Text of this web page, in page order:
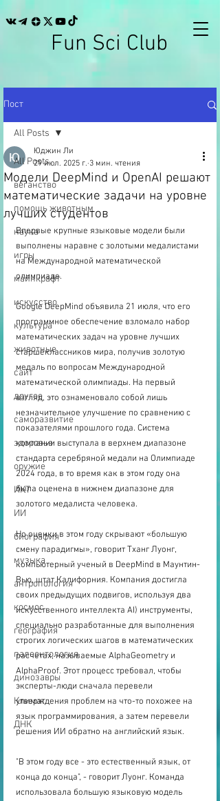
Fun Sci Club
Пост
All Posts
веганство
помощь животным
наука
игры
майнкрафт
искусство
культура
животные
сайт
другое
саморазвитие
здоровье
оружие
ИКТ
ИИ
биография
музыка
антропология
космос
география
палеонтология
динозавры
Климат
ДНК
All Posts
Модели DeepMind и OpenAI решают
математические задачи на уровне
лучших студентов
Юджин Ли
29 июл. 2025 г. 3 мин. чтения
Впервые крупные языковые модели были
выполнены наравне с золотыми медалистами
на Международной математической
олимпиаде.
Google DeepMind объявила 21 июля, что его
программное обеспечение взломало набор
математических задач на уровне лучших
старшеклассников мира, получив золотую
медаль по вопросам Международной
математической олимпиады. На первый
взгляд, это ознаменовало собой лишь
незначительное улучшение по сравнению с
показателями прошлого года. Система
компании выступала в верхнем диапазоне
стандарта серебряной медали на Олимпиаде
2024 года, в то время как в этом году она
была оценена в нижнем диапазоне для
золотого медалиста человека.
Но оценки в этом году скрывают «большую
смену парадигмы», говорит Тханг Луонг,
компьютерный ученый в DeepMind в Маунтин-
Вью, штат Калифорния. Компания достигла
своих предыдущих подвигов, используя два
искусственного интеллекта AI) инструменты,
специально разработанные для выполнения
строгих логических шагов в математических
расчетах, называемые AlphaGeometry и
AlphaProof. Этот процесс требовал, чтобы
эксперты-люди сначала перевели
утверждения проблем на что-то похожее на
язык программирования, а затем перевели
решения ИИ обратно на английский язык.
"В этом году все - это естественный язык, от
конца до конца", - говорит Луонг. Команда
использовала большую языковую модель